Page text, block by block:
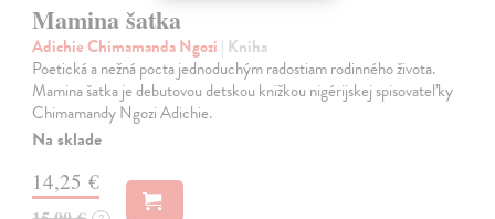
Mamina šatka
Adichie Chimamanda Ngozi | Kniha
Poetická a nežná pocta jednoduchým radostiam rodinného života.
Mamina šatka je debutovou detskou knižkou nigérijskej spisovateľky
Chimamandy Ngozi Adichie.
Na sklade
14,25 €